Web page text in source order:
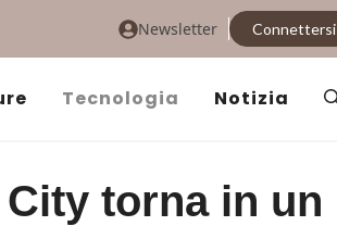
Newsletter Connettersi
Tecnologia Notizia
torna in un